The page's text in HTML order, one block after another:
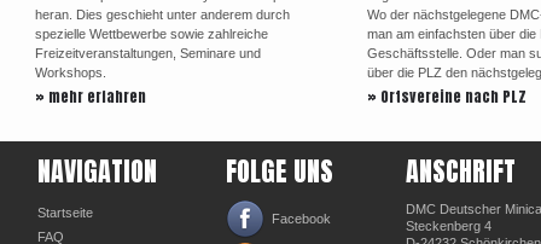
heran. Dies geschieht unter anderem durch
spezielle Wettbewerbe sowie zahlreiche
Freizeitveranstaltungen, Seminare und
Workshops.
» mehr erfahren
Wo der nächstgelegene
man am einfachsten über die
Geschäftsstelle. Oder man
über die PLZ den
» Ortsvereine nach PLZ
NAVIGATION
Startseite
FAQ
FOLGE UNS
Facebook
ANSCHRIFT
DMC Deutscher
Steckenberg 4